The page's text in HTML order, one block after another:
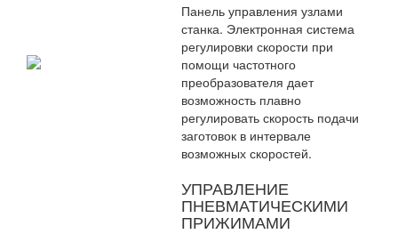
Панель управления узлами
станка. Электронная система
регулировки скорости при
помощи частотного
преобразователя дает
возможность плавно
регулировать скорость подачи
заготовок в интервале
возможных скоростей.
УПРАВЛЕНИЕ
ПНЕВМАТИЧЕСКИМИ
ПРИЖИМАМИ